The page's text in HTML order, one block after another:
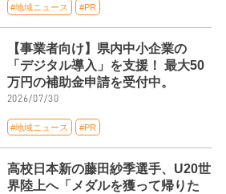
#地域ニュース #PR
【事業者向け】県内中小企業の
「デジタル導入」を支援！ 最大50
万円の補助金申請を受付中。
2026/07/30
#地域ニュース #PR
高校日本新の藤田紗季選手、U20世
界陸上へ「メダルを獲って帰りた